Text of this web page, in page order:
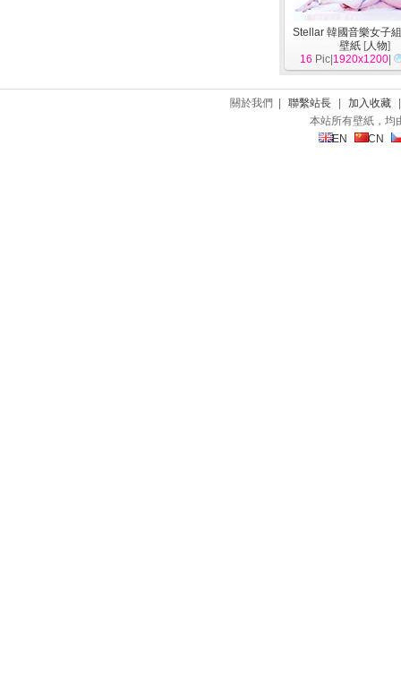
Stellar 韓國音樂女子
壁紙 [人物]
16 Pic| 1920x1200
關於我們 | 聯繫站長 加入收藏
本站所有壁紙，均
EN
CN